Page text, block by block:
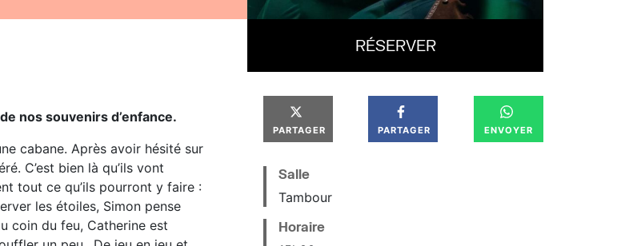
nos souvenirs d’enfance.
cabane. Après avoir hésité sur
C’est bien là qu’ils vont
tout ce qu’ils pourront y faire :
les étoiles, Simon pense
coin du feu, Catherine est
RÉSERVER
PARTAGER PARTAGER ENVOYER
Salle
Tambour
Horaire